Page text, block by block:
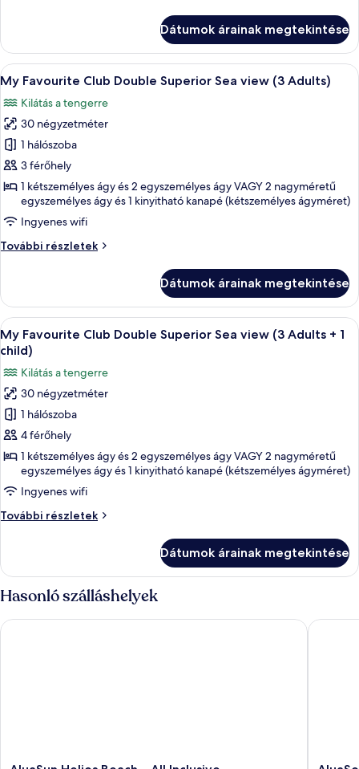
(2
Adults
+
2
children)
Superior
Sea
view
Adults
+
2
children)
további
részletei
Dátumok árainak megtekintése
A
következő
szoba
összes
képének
megtekintése:
My
Favourite
Club
Double
Superior
view
(3
Adults)
Egy szállodai szoba, amelyben egy
6
My Favourite Club Double Superior Sea view (3 Adults)
Kilátás a tengerre
30 négyzetméter
1 hálószoba
3 férőhely
1 kétszemélyes ágy és 2 egyszemélyes ágy VAGY 2 nagyméretű
egyszemélyes ágy és 1 kinyitható kanapé (kétszemélyes ágyméret)
Ingyenes wifi
További részletek
My
Superior
Sea
view
(3
Adults)
további
részletei
Dátumok árainak megtekintése
A
következő
szoba
összes
képének
megtekintése:
My
Favourite
Club
Double
Superior
(3
+
1
Egy szállodai szoba, amelyben egy
6
My Favourite Club Double Superior Sea view (3 Adults + 1
child)
Kilátás a tengerre
30 négyzetméter
1 hálószoba
4 férőhely
1 kétszemélyes ágy és 2 egyszemélyes ágy VAGY 2 nagyméretű
egyszemélyes ágy és 1 kinyitható kanapé (kétszemélyes ágyméret)
Ingyenes wifi
További részletek
My
Superior
Sea
view
Adults
Dátumok árainak megtekintése
Hasonló szálláshelyek
AluaSun Helios Beach – All Inclusive